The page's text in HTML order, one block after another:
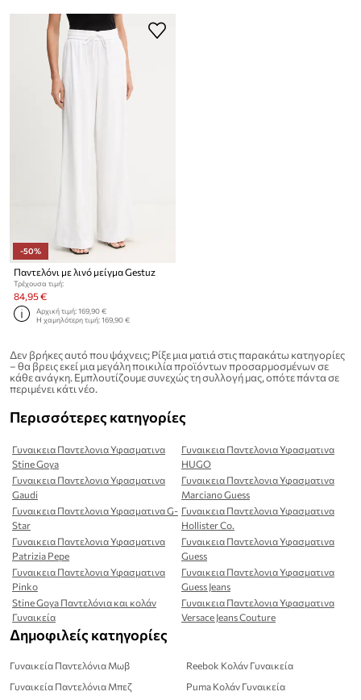
-50%
Παντελόνι με λινό μείγμα Gestuz
Τρέχουσα τιμή:
84,95 €
Αρχική τιμή:169,90 €
Η χαμηλότερη τιμή:169,90 €
Δεν βρήκες αυτό που ψάχνεις; Ρίξε μια ματιά στις παρακάτω κατηγορίες
– θα βρεις εκεί μια μεγάλη ποικιλία προϊόντων προσαρμοσμένων σε
κάθε ανάγκη. Εμπλουτίζουμε συνεχώς τη συλλογή μας, οπότε πάντα σε
περιμένει κάτι νέο.
Περισσότερες κατηγορίες
Γυναικεια Παντελονια Υφασματινα
Stine Goya
Γυναικεια Παντελονια Υφασματινα
HUGO
Γυναικεια Παντελονια Υφασματινα
Gaudi
Γυναικεια Παντελονια Υφασματινα
Marciano Guess
Γυναικεια Παντελονια Υφασματινα G-
Star
Γυναικεια Παντελονια Υφασματινα
Hollister Co.
Γυναικεια Παντελονια Υφασματινα
Patrizia Pepe
Γυναικεια Παντελονια Υφασματινα
Guess
Γυναικεια Παντελονια Υφασματινα
Pinko
Γυναικεια Παντελονια Υφασματινα
Guess Jeans
Stine Goya Παντελόνια και κολάν
Γυναικεία
Γυναικεια Παντελονια Υφασματινα
Versace Jeans Couture
Δημοφιλείς κατηγορίες
Γυναικεία Παντελόνια Μωβ
Γυναικεία Παντελόνια Μπεζ
Reebok Κολάν Γυναικεία
Puma Κολάν Γυναικεία